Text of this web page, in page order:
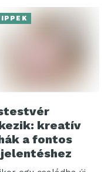
kreatív
a fontos